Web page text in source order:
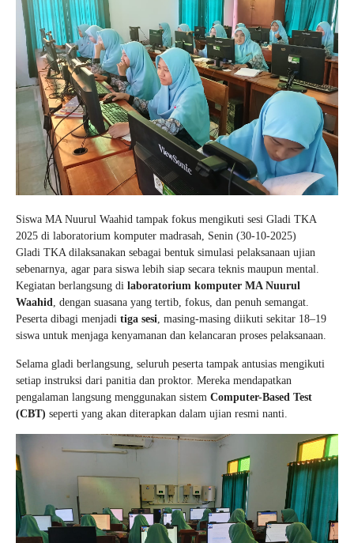
Siswa MA Nuurul Waahid tampak fokus mengikuti sesi Gladi TKA
2025 di laboratorium komputer madrasah, Senin (30-10-2025)
Gladi TKA dilaksanakan sebagai bentuk simulasi pelaksanaan ujian
sebenarnya, agar para siswa lebih siap secara teknis maupun mental.
Kegiatan berlangsung di laboratorium komputer MA Nuurul
Waahid, dengan suasana yang tertib, fokus, dan penuh semangat.
Peserta dibagi menjadi tiga sesi, masing-masing diikuti sekitar 18–19
siswa untuk menjaga kenyamanan dan kelancaran proses pelaksanaan.
Selama gladi berlangsung, seluruh peserta tampak antusias mengikuti
setiap instruksi dari panitia dan proktor. Mereka mendapatkan
pengalaman langsung menggunakan sistem Computer-Based Test
(CBT) seperti yang akan diterapkan dalam ujian resmi nanti.